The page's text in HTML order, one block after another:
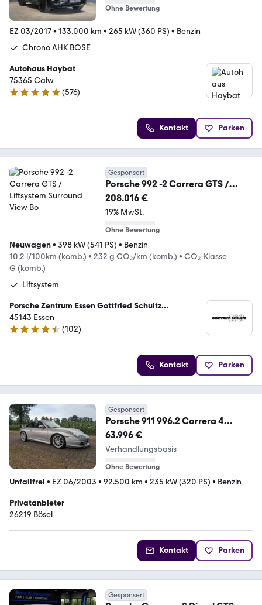
Ohne Bewertung
EZ 03/2017• 133.000 km • 265 kW (360 PS) • Benzin
Chrono AHK BOSE
Autohaus Haybat
75365 Calw
4.8 Sterne
(576)
Kontakt Parken
Gesponsert
Porsche 992 -2 Carrera GTS /
Liftsystem Surround View Bo
208.016 €
19% MwSt.
Ohne Bewertung
Neuwagen• 398 kW (541 PS) • Benzin
10,2 l/100km (komb.) • 232 g CO₂/km (komb.) • CO₂-Klasse
G (komb.)
Liftsystem
Porsche Zentrum Essen Gottfried Schultz
Sportwagen GmbH & Co. KG
45143 Essen
4.6 Sterne
(102)
Kontakt Parken
Gesponsert
Porsche 911 996.2 Carrera 4
Coupé ( GT3 Aerokit )
63.996 €
Verhandlungsbasis
Ohne Bewertung
Unfallfrei • EZ 06/2003 • 92.500 km • 235 kW (320 PS) • Benzin
Privatanbieter
26219 Bösel
Kontakt Parken
Gesponsert